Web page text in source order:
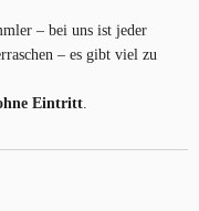
– bei uns ist jeder
– es gibt viel zu
Eintritt.